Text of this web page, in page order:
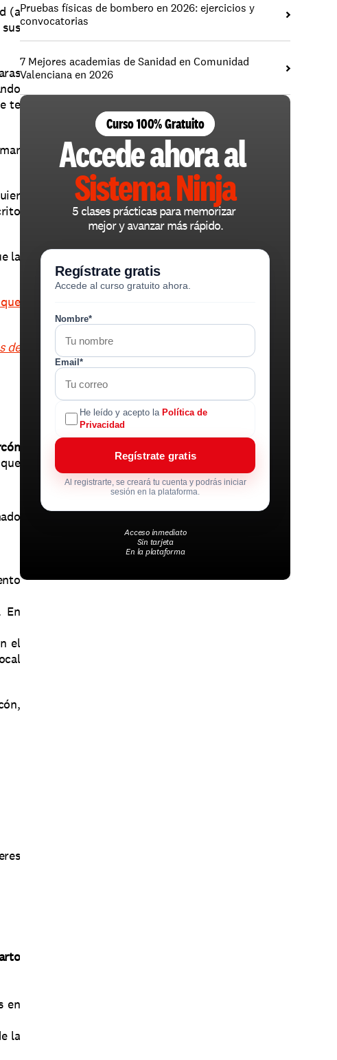
(a
te
la
de
En
el
en
la
Pruebas físicas de bombero en 2026: ejercicios y
convocatorias
7 Mejores academias de Sanidad en Comunidad
Valenciana en 2026
Curso 100% Gratuito
Accede ahora al
Sistema Ninja
5 clases prácticas para memorizar
mejor y avanzar más rápido.
Regístrate gratis
Accede al curso gratuito ahora.
Nombre*
Email*
He leído y acepto la Política de
Privacidad
Regístrate gratis
Al registrarte, se creará tu cuenta y podrás iniciar
sesión en la plataforma.
Acceso inmediato
Sin tarjeta
En la plataforma